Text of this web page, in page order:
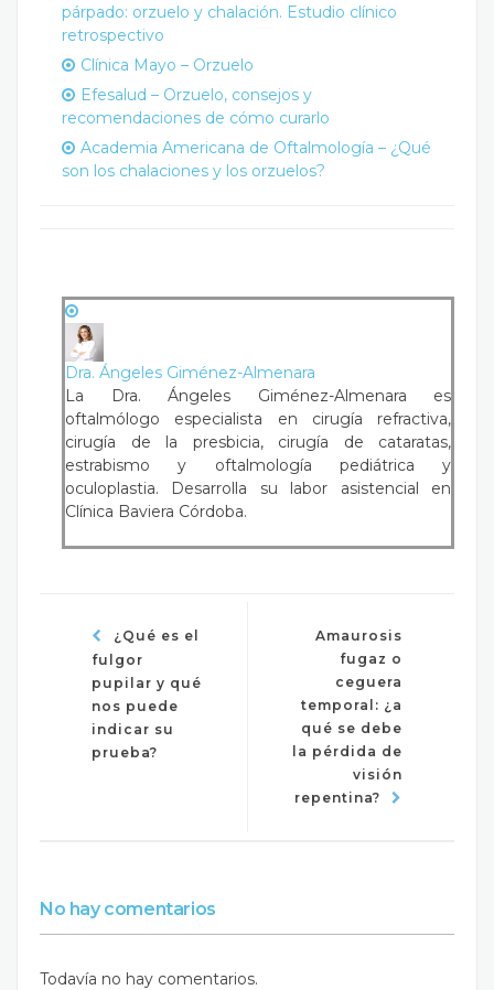
párpado: orzuelo y chalación. Estudio clínico
retrospectivo
Clínica Mayo – Orzuelo
Efesalud – Orzuelo, consejos y
recomendaciones de cómo curarlo
Academia Americana de Oftalmología – ¿Qué
son los chalaciones y los orzuelos?
Dra. Ángeles Giménez-Almenara
La Dra. Ángeles Giménez-Almenara es
oftalmólogo especialista en cirugía refractiva,
cirugía de la presbicia, cirugía de cataratas,
estrabismo y oftalmología pediátrica y
oculoplastia. Desarrolla su labor asistencial en
Clínica Baviera Córdoba.
¿Qué es el
fulgor
pupilar y qué
nos puede
indicar su
prueba?
Amaurosis
fugaz o
ceguera
temporal: ¿a
qué se debe
la pérdida de
visión
repentina?
No hay comentarios
Todavía no hay comentarios.